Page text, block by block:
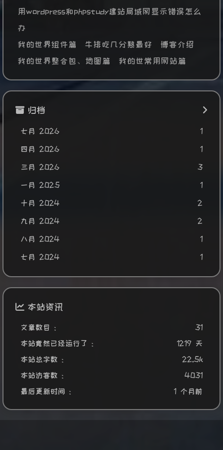
用wordpress和phpstudy建站局域网显示错误怎么
办
我的世界组件篇
牛排吃几分熟最好
博客介绍
我的世界整合包、地图篇
我的世常用网站篇
归档
七月 2026 1
四月 2026 1
三月 2026 3
一月 2025 1
十月 2024 2
九月 2024 2
八月 2024 1
七月 2024 1
本站资讯
文章数目 :
31
本站竟然已经运行了 :
1219 天
本站总字数 :
22.5k
本站访客数 :
4031
最后更新时间 :
1 个月前